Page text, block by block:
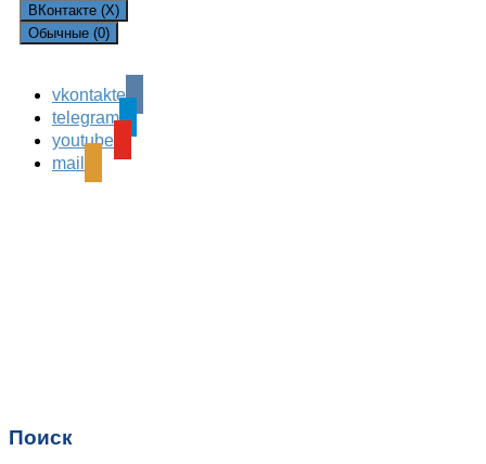
ВКонтакте (X)
Обычные (0)
Leave a Reply
Ваш адрес email не будет опубликован.
поля помечены
vkontakte
telegram
youtube
mail
Поиск